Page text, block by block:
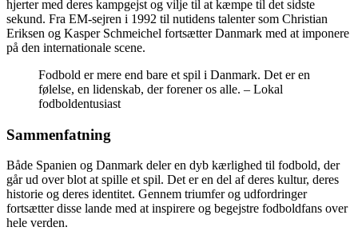
hjerter med deres kampgejst og vilje til at kæmpe til det sidste
sekund. Fra EM-sejren i 1992 til nutidens talenter som Christian
Eriksen og Kasper Schmeichel fortsætter Danmark med at imponere
på den internationale scene.
Fodbold er mere end bare et spil i Danmark. Det er en
følelse, en lidenskab, der forener os alle. – Lokal
fodboldentusiast
Sammenfatning
Både Spanien og Danmark deler en dyb kærlighed til fodbold, der
går ud over blot at spille et spil. Det er en del af deres kultur, deres
historie og deres identitet. Gennem triumfer og udfordringer
fortsætter disse lande med at inspirere og begejstre fodboldfans over
hele verden.